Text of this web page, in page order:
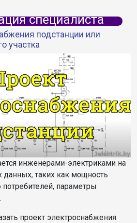
специалиста
подстанции или
участка
инженерами-электриками на
данных, таких как мощность
потребителей, параметры
проект электроснабжения